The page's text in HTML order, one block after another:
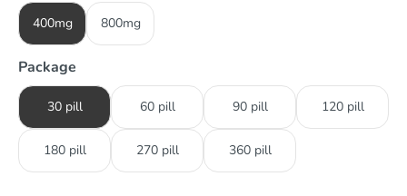
400mg 800mg
Package
30 pill 60 pill 90 pill 120 pill
180 pill 270 pill 360 pill